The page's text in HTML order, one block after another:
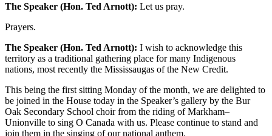
The Speaker (Hon. Ted Arnott): Let us pray.
Prayers.
The Speaker (Hon. Ted Arnott): I wish to acknowledge this
territory as a traditional gathering place for many Indigenous
nations, most recently the Mississaugas of the New Credit.
This being the first sitting Monday of the month, we are delighted to
be joined in the House today in the Speaker’s gallery by the Bur
Oak Secondary School choir from the riding of Markham–
Unionville to sing O Canada with us. Please continue to stand and
join them in the singing of our national anthem.